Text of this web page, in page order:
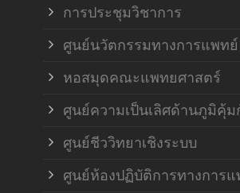
การประชุมวิชาการ
ศูนย์นวัตกรรมทางการแพทย์
หอสมุดคณะแพทยศาสตร์
ศูนย์ความเป็นเลิศด้านภูมิคุ้ม
ศูนย์ชีววิทยาเชิงระบบ
ศูนย์ห้องปฏิบัติการทางการ